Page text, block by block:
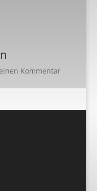
Kommentar